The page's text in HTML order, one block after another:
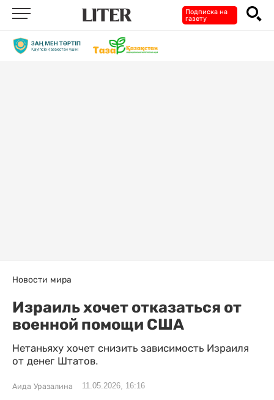
Подписка на
газету
Новости мира
Израиль хочет отказаться от
военной помощи США
Нетаньяху хочет снизить зависимость Израиля
от денег Штатов.
Аида Уразалина 11.05.2026, 16:16